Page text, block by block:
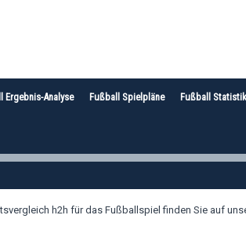
Ergebnis-Analyse Fußball Spielpläne Fußball Statistik
h2h für das Fußballspiel finden Sie auf